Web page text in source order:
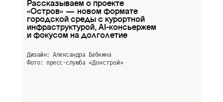
Рассказываем о проекте
«Остров» — новом формате
городской среды с курортной
инфраструктурой, AI-консьержем
и фокусом на долголетие
Дизайн: Александра Бабкина
Фото: пресс-слуюба «Донстрой»